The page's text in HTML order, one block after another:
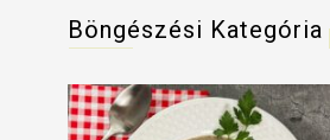
Böngészési Kategória